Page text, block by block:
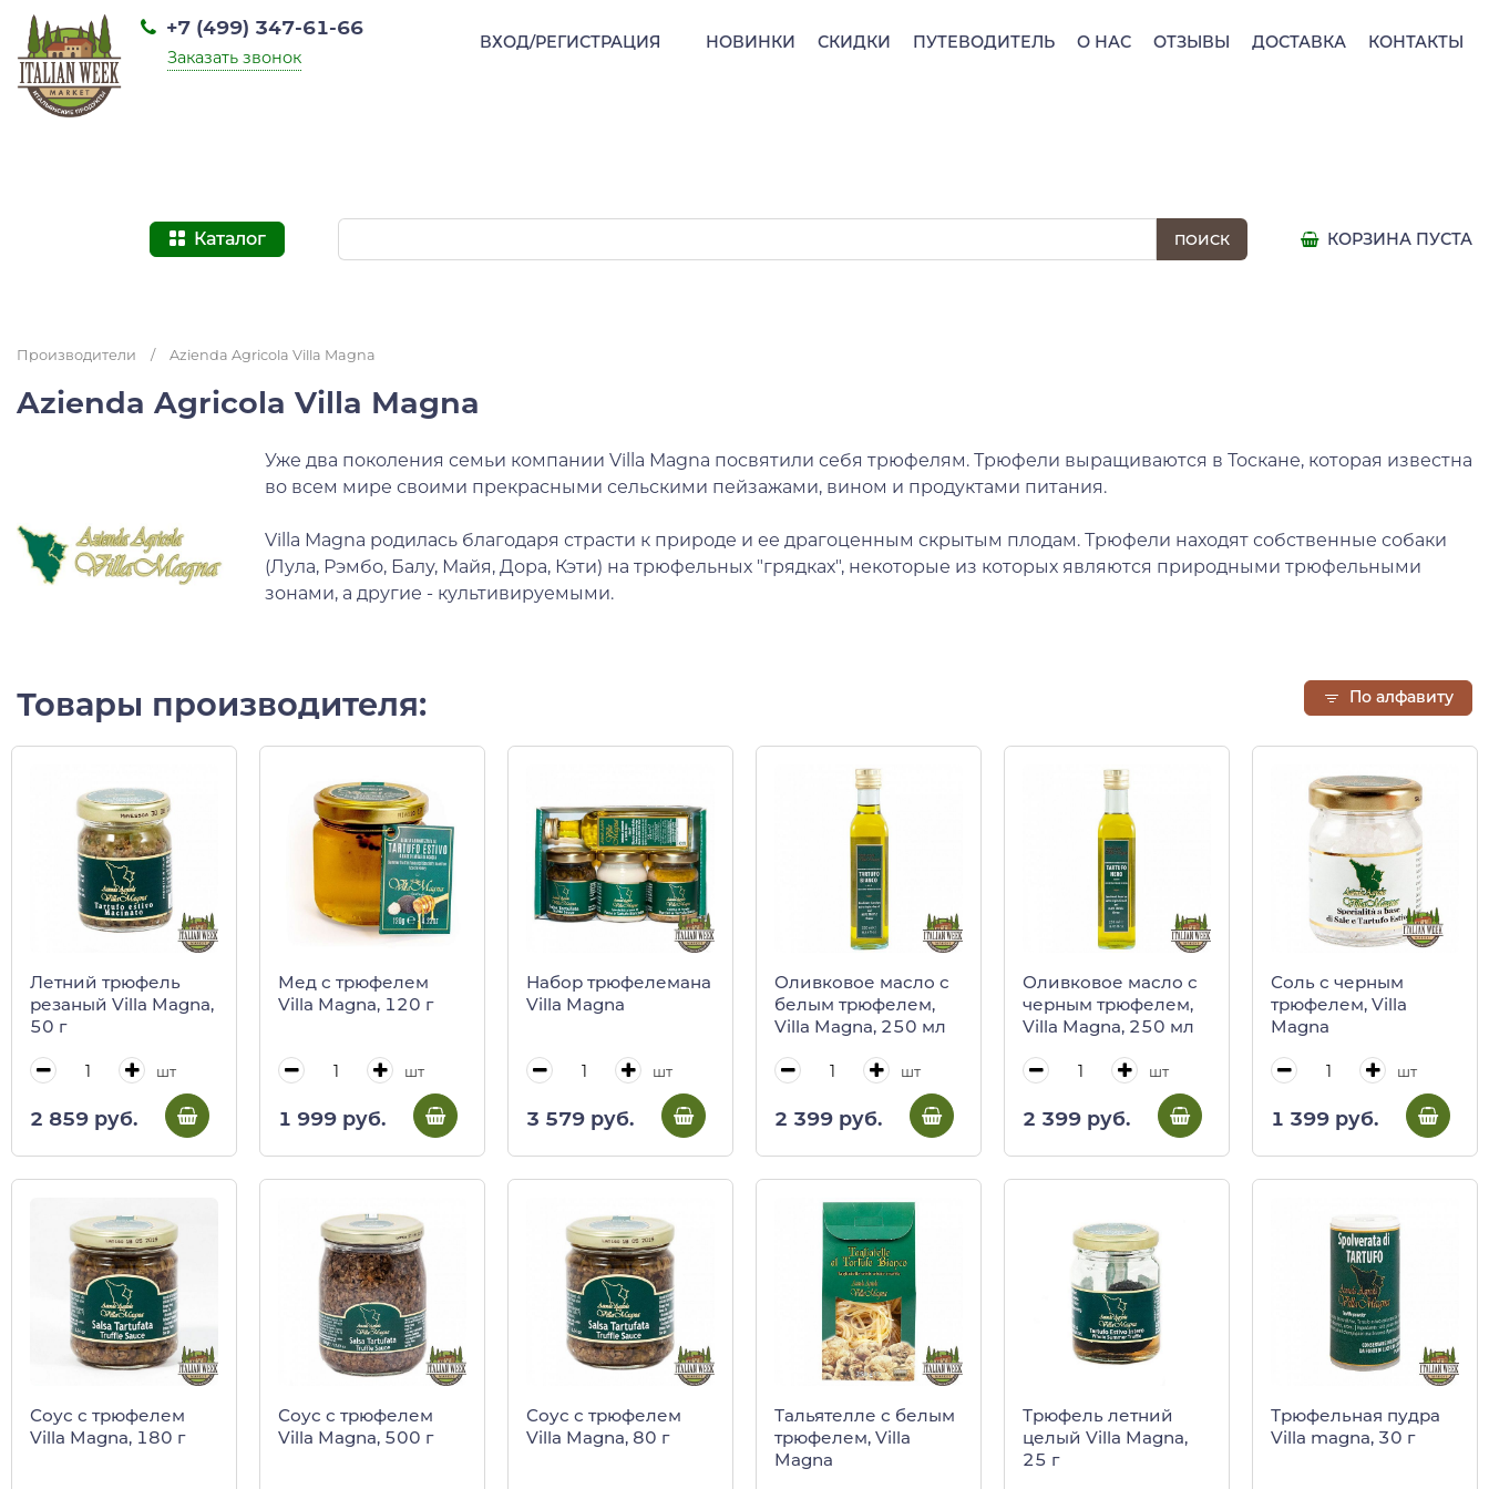
НОВИНКИ СКИДКИ ПУТЕВОДИТЕЛЬ О НАС ОТЗЫВЫ ДОСТАВКА КОНТАКТЫ
+7 (499) 347-61-66
Заказать звонок
ВХОД/РЕГИСТРАЦИЯ
Каталог КОРЗИНА ПУСТА
Производители / Azienda Agricola Villa Magna
Azienda Agricola Villa Magna
Уже два поколения семьи компании Villa Magna посвятили себя трюфелям. Трюфели выращиваются в Тоскане, которая известна
во всем мире своими прекрасными сельскими пейзажами, вином и продуктами питания.
Villa Magna родилась благодаря страсти к природе и ее драгоценным скрытым плодам. Трюфели находят собственные собаки
(Лула, Рэмбо, Балу, Майя, Дора, Кэти) на трюфельных "грядках", некоторые из которых являются природными трюфельными
зонами, а другие - культивируемыми.
Товары производителя: По алфавиту
Летний трюфель
резаный Villa Magna,
50 г
шт
2 859 руб.
Мед с трюфелем
Villa Magna, 120 г
шт
1 999 руб.
Набор трюфелемана
Villa Magna
шт
3 579 руб.
Оливковое масло с
белым трюфелем,
Villa Magna, 250 мл
шт
2 399 руб.
Оливковое масло с
черным трюфелем,
Villa Magna, 250 мл
шт
2 399 руб.
Соль с черным
трюфелем, Villa
Magna
шт
1 399 руб.
Соус с трюфелем
Villa Magna, 180 г
Соус с трюфелем
Villa Magna, 500 г
Соус с трюфелем
Villa Magna, 80 г
Тальятелле с белым
трюфелем, Villa
Magna
Трюфель летний
целый Villa Magna,
25 г
Трюфельная пудра
Villa magna, 30 г